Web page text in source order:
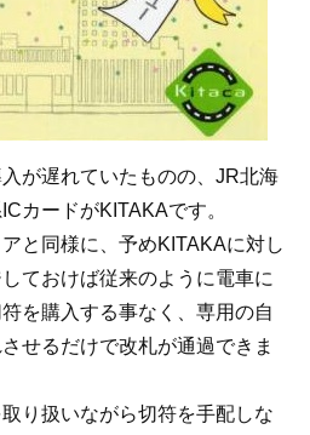
が遅れていたものの、JR北海
カードがKITAKAです。
と同様に、予めKITAKAに対し
ておけば従来のように電車に
を購入する事なく、専用の自
せるだけで改札が通過できま
り扱いながら切符を手配しな